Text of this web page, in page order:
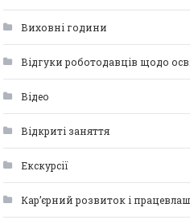
Виховні години
Відгуки роботодавців щодо
Відео
Відкриті заняття
Екскурсії
Кар’єрний розвиток і